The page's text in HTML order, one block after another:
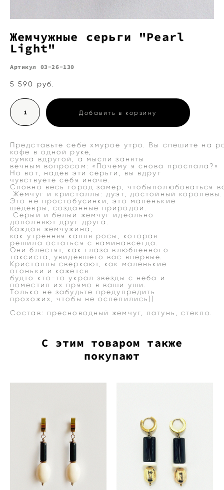
Жемчужные серьги "Pearl
Light"
Артикул 03-26-130
5 590 pуб.
Добавить в корзину
Представьте себе хмурое утро. Вы спешите на
кофе в одной руке,
сумка вдругой, а мысли заняты
вечным вопросом: «Почему я снова проспала?»
Но вот, надев эти серьги, вы вдруг
чувствуете себя иначе.
Словно весь город замер, чтобыполюбоваться
Жемчуг и кристаллы: дуэт, достойный
Это не простобусинки, это маленькие
шедевры, созданные природой.
Серый и белый жемчуг идеально
дополняют друг друга.
Каждая жемчужина,
как утренняя капля росы, которая
решила остаться с ваминавсегда.
Они блестят, как глаза влюбленного
таксиста, увидевшего вас впервые.
Кристаллы сверкают, как маленькие
огоньки и кажется
будто кто-то украл звёзды с неба и
поместил их прямо в ваши уши.
Только не забудьте предупредить
прохожих, чтобы не ослепились))
Состав: пресноводный жемчуг, латунь, стекло.
С этим товаром также
покупают